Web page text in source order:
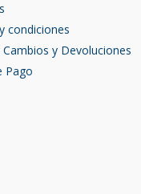
condiciones
y Devoluciones
Pago